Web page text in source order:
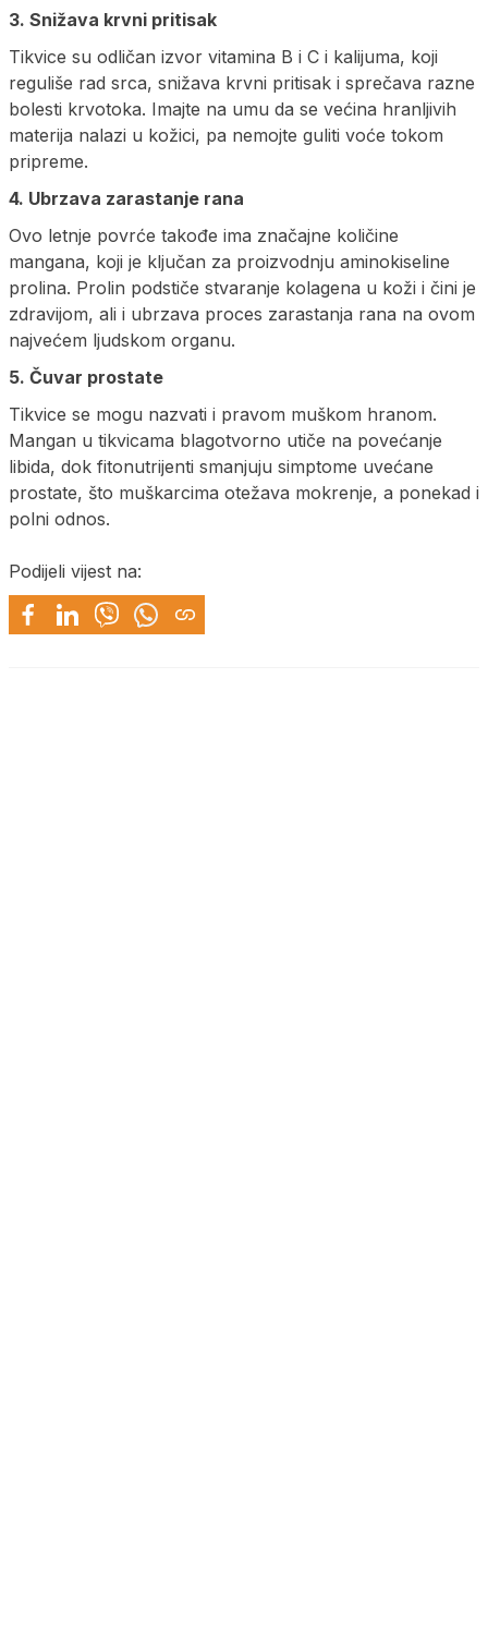
3. Snižava krvni pritisak
Tikvice su odličan izvor vitamina B i C i kalijuma, koji
reguliše rad srca, snižava krvni pritisak i sprečava razne
bolesti krvotoka. Imajte na umu da se većina hranljivih
materija nalazi u kožici, pa nemojte guliti voće tokom
pripreme.
4. Ubrzava zarastanje rana
Ovo letnje povrće takođe ima značajne količine
mangana, koji je ključan za proizvodnju aminokiseline
prolina. Prolin podstiče stvaranje kolagena u koži i čini je
zdravijom, ali i ubrzava proces zarastanja rana na ovom
najvećem ljudskom organu.
5. Čuvar prostate
Tikvice se mogu nazvati i pravom muškom hranom.
Mangan u tikvicama blagotvorno utiče na povećanje
libida, dok fitonutrijenti smanjuju simptome uvećane
prostate, što muškarcima otežava mokrenje, a ponekad i
polni odnos.
Podijeli vijest na: